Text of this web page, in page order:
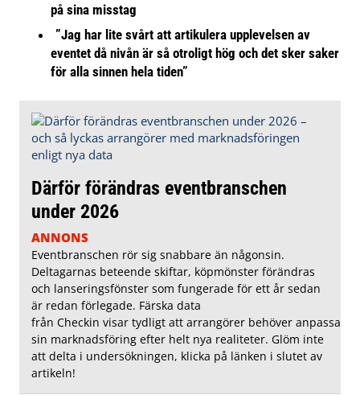
på sina misstag
”Jag har lite svårt att artikulera upplevelsen av
eventet då nivån är så otroligt hög och det sker saker
för alla sinnen hela tiden”
Därför förändras eventbranschen
under 2026
ANNONS
Eventbranschen rör sig snabbare än någonsin.
Deltagarnas beteende skiftar, köpmönster förändras
och lanseringsfönster som fungerade för ett år sedan
är redan förlegade. Färska data
från Checkin visar tydligt att arrangörer behöver anpassa
sin marknadsföring efter helt nya realiteter. Glöm inte
att delta i undersökningen, klicka på länken i slutet av
artikeln!